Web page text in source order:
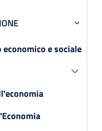
e sociale